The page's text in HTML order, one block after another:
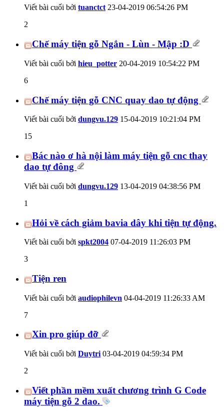
Viết bài cuối bởi tuanctct23-04-2019 06:54:26 PM
2
Chế máy tiện gỗ Ngắn - Lùn - Mập :D
Viết bài cuối bởi hieu_potter 20-04-2019 10:54:22 PM
6
Chế máy tiện gỗ CNC quay dao tự động
Viết bài cuối bởi dungvu.129 15-04-2019 10:21:04 PM
15
Bác nào ơ hà nội làm máy tiện gỗ cnc thay
dao tự đông
Viết bài cuối bởi dungvu.129 13-04-2019 04:38:56 PM
1
Hỏi về cách giảm bavia dây khi tiện tự động.
Viết bài cuối bởi spkt2004 07-04-2019 11:26:03 PM
3
Tiện ren
Viết bài cuối bởi audiophilevn 04-04-2019 11:26:33 AM
7
Xin pro giúp đỡ
Viết bài cuối bởi Duytri 03-04-2019 04:59:34 PM
2
Viết phần mềm xuất chương trình G Code
máy tiện gỗ 2 dao.